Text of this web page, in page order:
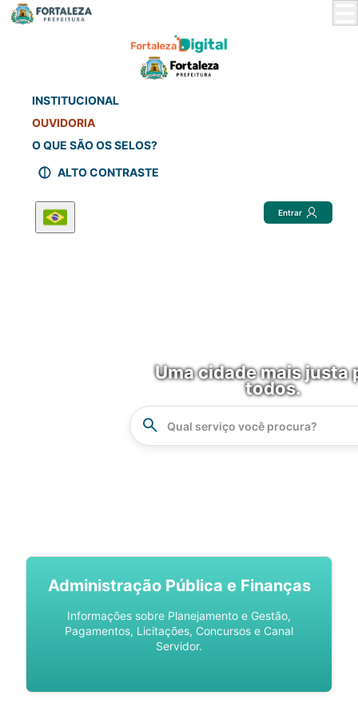
INSTITUCIONAL
OUVIDORIA
O QUE SÃO OS SELOS?
ALTO CONTRASTE
Entrar
Uma cidade mais justa
todos.
Administração Pública e Finanças
Informações sobre Planejamento e Gestão,
Pagamentos, Licitações, Concursos e Canal
Servidor.